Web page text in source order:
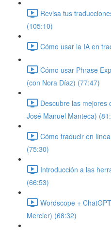
Revisa tus
(105:10)
Cómo usar la IA en
Cómo usar Phrase
(con Nora Díaz) (77:47)
Descubre las mejores
José Manuel Manteca)
Cómo traducir en
(75:30)
Introducción a las
(66:53)
Wordscope +
Mercier) (68:32)